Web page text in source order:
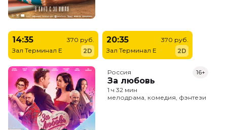
14:35
Зал Терминал E
370 руб.
2D
20:35
Зал Терминал E
370 руб.
2D
Россия
За любовь
16+
1 ч 32 мин
мелодрама, комедия, фэнтези